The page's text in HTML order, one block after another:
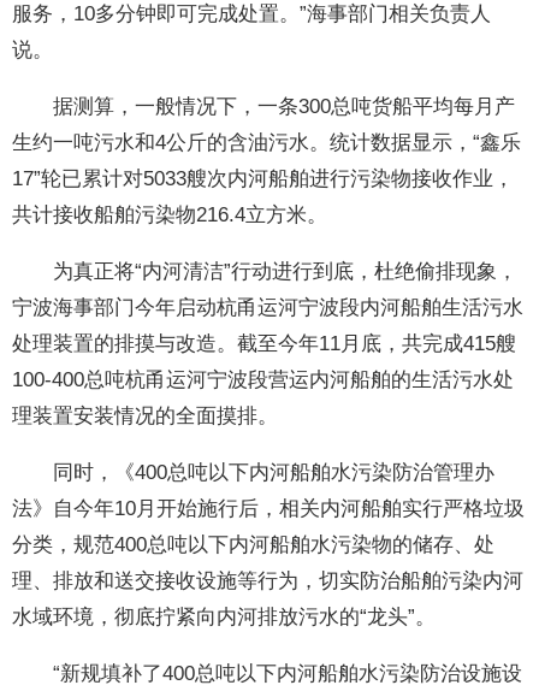
服务，10多分钟即可完成处置。”海事部门相关负责人
说。
据测算，一般情况下，一条300总吨货船平均每月产
生约一吨污水和4公斤的含油污水。统计数据显示，“鑫乐
17”轮已累计对5033艘次内河船舶进行污染物接收作业，
共计接收船舶污染物216.4立方米。
为真正将“内河清洁”行动进行到底，杜绝偷排现象，
宁波海事部门今年启动杭甬运河宁波段内河船舶生活污水
处理装置的排摸与改造。截至今年11月底，共完成415艘
100-400总吨杭甬运河宁波段营运内河船舶的生活污水处
理装置安装情况的全面摸排。
同时，《400总吨以下内河船舶水污染防治管理办
法》自今年10月开始施行后，相关内河船舶实行严格垃圾
分类，规范400总吨以下内河船舶水污染物的储存、处
理、排放和送交接收设施等行为，切实防治船舶污染内河
水域环境，彻底拧紧向内河排放污水的“龙头”。
“新规填补了400总吨以下内河船舶水污染防治设施设